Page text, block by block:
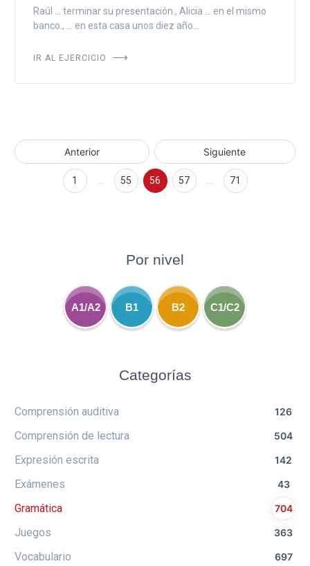
Raúl ... terminar su presentación., Alicia ... en el mismo
banco., ... en esta casa unos diez año...
IR AL EJERCICIO
Anterior Siguiente
1 55 56 57 71
Por nivel
A1/A2 B1 B2 C1/C2
Categorías
Comprensión auditiva 126
Comprensión de lectura 504
Expresión escrita 142
Exámenes 43
Gramática 704
Juegos 363
Vocabulario 697